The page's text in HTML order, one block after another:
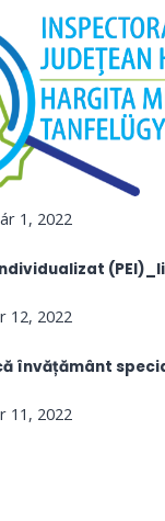
alatt van!
el.
-
învățământ
1, 2022
12, 2022
învățământ
11, 2022